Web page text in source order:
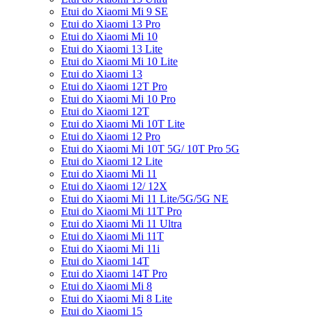
Etui do Xiaomi Mi 9 SE
Etui do Xiaomi 13 Pro
Etui do Xiaomi Mi 10
Etui do Xiaomi 13 Lite
Etui do Xiaomi Mi 10 Lite
Etui do Xiaomi 13
Etui do Xiaomi 12T Pro
Etui do Xiaomi Mi 10 Pro
Etui do Xiaomi 12T
Etui do Xiaomi Mi 10T Lite
Etui do Xiaomi 12 Pro
Etui do Xiaomi Mi 10T 5G/ 10T Pro 5G
Etui do Xiaomi 12 Lite
Etui do Xiaomi Mi 11
Etui do Xiaomi 12/ 12X
Etui do Xiaomi Mi 11 Lite/5G/5G NE
Etui do Xiaomi Mi 11T Pro
Etui do Xiaomi Mi 11 Ultra
Etui do Xiaomi Mi 11T
Etui do Xiaomi Mi 11i
Etui do Xiaomi 14T
Etui do Xiaomi 14T Pro
Etui do Xiaomi Mi 8
Etui do Xiaomi Mi 8 Lite
Etui do Xiaomi 15